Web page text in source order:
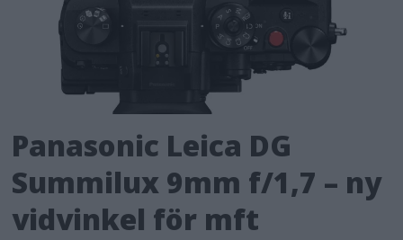
Panasonic Leica DG
Summilux 9mm f/1,7 – ny
vidvinkel för mft